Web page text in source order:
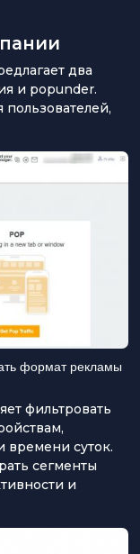
два
и popunder.
пользователей,
формат рекламы
фильтровать
времени суток.
сегменты
и